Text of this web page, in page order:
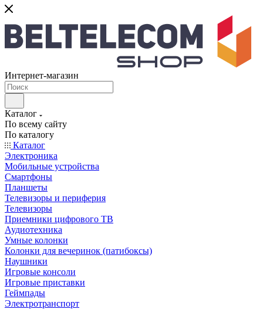
Интернет-магазин
Каталог
По всему сайту
По каталогу
Каталог
Электроника
Мобильные устройства
Смартфоны
Планшеты
Телевизоры и периферия
Телевизоры
Приемники цифрового ТВ
Аудиотехника
Умные колонки
Колонки для вечеринок (патибоксы)
Наушники
Игровые консоли
Игровые приставки
Геймпады
Электротранспорт